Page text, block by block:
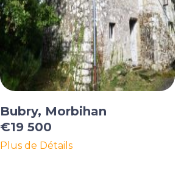
Bubry, Morbihan
€19 500
Plus de Détails